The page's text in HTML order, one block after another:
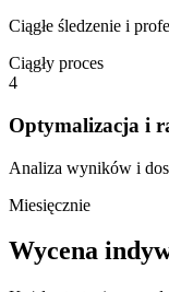
Ciągłe śledzenie i
Ciągły proces
4
Optymalizacja i
Analiza wyników i
Miesięcznie
Wycena